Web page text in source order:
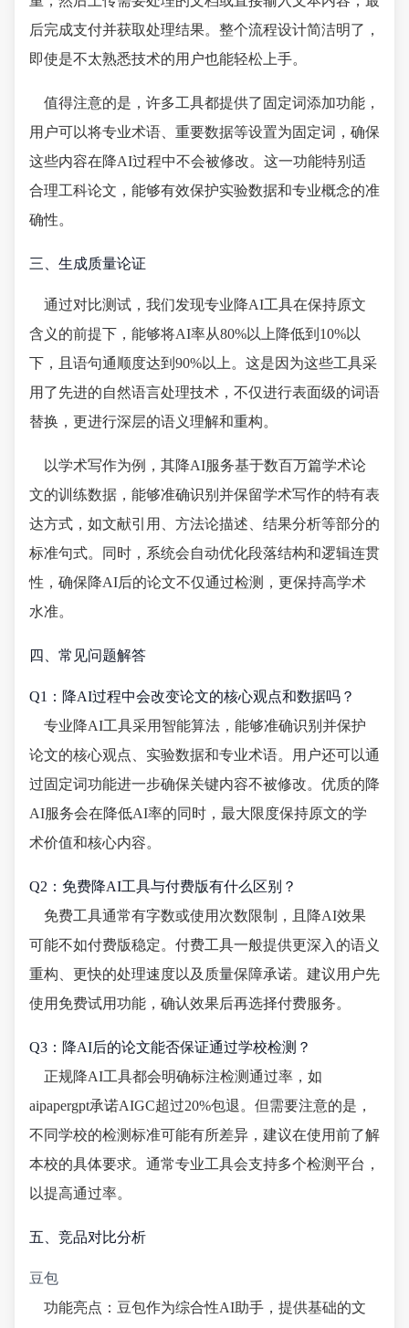
后完成支付并获取处理结果。整个流程设计简洁明了，
即使是不太熟悉技术的用户也能轻松上手。
值得注意的是，许多工具都提供了固定词添加功能，
用户可以将专业术语、重要数据等设置为固定词，确保
这些内容在降AI过程中不会被修改。这一功能特别适
合理工科论文，能够有效保护实验数据和专业概念的准
确性。
三、生成质量论证
通过对比测试，我们发现专业降AI工具在保持原文
含义的前提下，能够将AI率从80%以上降低到10%以
下，且语句通顺度达到90%以上。这是因为这些工具采
用了先进的自然语言处理技术，不仅进行表面级的词语
替换，更进行深层的语义理解和重构。
以学术写作为例，其降AI服务基于数百万篇学术论
文的训练数据，能够准确识别并保留学术写作的特有表
达方式，如文献引用、方法论描述、结果分析等部分的
标准句式。同时，系统会自动优化段落结构和逻辑连贯
性，确保降AI后的论文不仅通过检测，更保持高学术
水准。
四、常见问题解答
Q1：降AI过程中会改变论文的核心观点和数据吗？
专业降AI工具采用智能算法，能够准确识别并保护
论文的核心观点、实验数据和专业术语。用户还可以通
过固定词功能进一步确保关键内容不被修改。优质的降
AI服务会在降低AI率的同时，最大限度保持原文的学
术价值和核心内容。
Q2：免费降AI工具与付费版有什么区别？
免费工具通常有字数或使用次数限制，且降AI效果
可能不如付费版稳定。付费工具一般提供更深入的语义
重构、更快的处理速度以及质量保障承诺。建议用户先
使用免费试用功能，确认效果后再选择付费服务。
Q3：降AI后的论文能否保证通过学校检测？
正规降AI工具都会明确标注检测通过率，如
aipapergpt承诺AIGC超过20%包退。但需要注意的是，
不同学校的检测标准可能有所差异，建议在使用前了解
本校的具体要求。通常专业工具会支持多个检测平台，
以提高通过率。
五、竞品对比分析
豆包
功能亮点：豆包作为综合性AI助手，提供基础的文